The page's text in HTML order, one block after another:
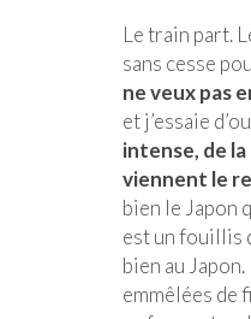
Le train part.
sans cesse
ne veux pas
et j’essaie
intense, de
viennent le
bien le Japon
est un fouillis
bien au
emmêlées de